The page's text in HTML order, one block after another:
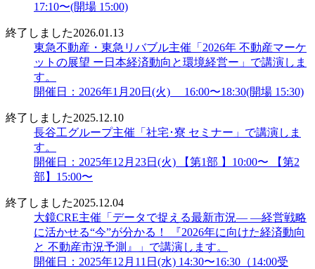
17:10〜(開場 15:00)
終了しました2026.01.13
東急不動産・東急リバブル主催「2026年 不動産マーケ
ットの展望 ー日本経済動向と環境経営ー」で講演しま
す。
開催日：2026年1月20日(火) 16:00〜18:30(開場 15:30)
終了しました2025.12.10
長谷工グループ主催「社宅･寮 セミナー」で講演しま
す。
開催日：2025年12月23日(火) 【第1部 】10:00〜 【第2
部】15:00〜
終了しました2025.12.04
大鏡CRE主催「データで捉える最新市況― ―経営戦略
に活かせる“今”が分かる！ 『2026年に向けた経済動向
と 不動産市況予測』」で講演します。
開催日：2025年12月11日(水) 14:30〜16:30（14:00受